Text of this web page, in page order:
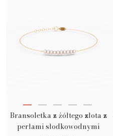
Bransoletka z żółtego złota z
perłami słodkowodnymi